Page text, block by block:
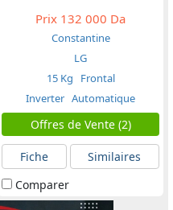
Prix 132 000 Da
Constantine
LG
15 Kg
Frontal
Inverter Automatique
Offres de Vente (2)
Fiche
Similaires
Comparer